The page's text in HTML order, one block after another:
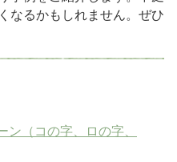
なるかもしれません。ぜひ
（コの字、ロの字、